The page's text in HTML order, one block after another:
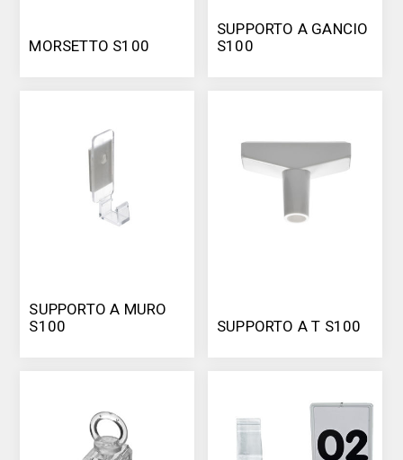
MORSETTO S100
SUPPORTO A GANCIO
S100
SUPPORTO A MURO
S100
SUPPORTO A T S100